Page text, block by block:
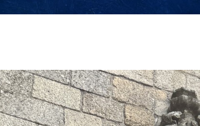
MULTIMÉDIA
SENTIR COM A